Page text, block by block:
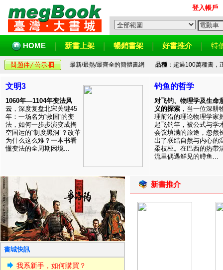
登入帳戶
HOME 新書上架 暢銷書架 好書推介 特
最新/最熱/最齊全的簡體書網 品種：超過100萬種書，
文明3
1060年—1104年变法风
云 ，深度复盘北宋关键45
年：一场名为“救国”的变
法，如何一步步演变成掏
空国运的“制度黑洞”？改革
为什么这么难？一本书看
懂变法的全周期困境...
钓鱼的哲学
对飞钓、物理学及生命
义的探索 ，当一位深耕
理前沿的理论物理学家
起飞钓竿，被公式与学
会议填满的旅途，忽然
出了联结自然与内心的
柔枝桠。在巴西的热带
流里偶遇鲜见的鳟鱼...
書城快訊
我系新手，如何購買？
新書推介